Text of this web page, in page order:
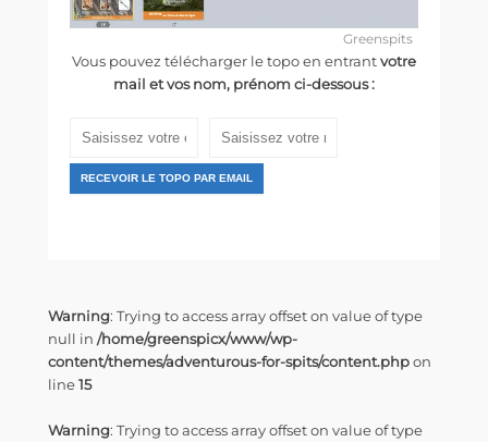
Greenspits
Vous pouvez télécharger le topo en entrantvotre
mail et vos nom, prénom ci-dessous :
RECEVOIR LE TOPO PAR EMAIL
Warning: Trying to access array offset on value of type
null in /home/greenspicx/www/wp-
content/themes/adventurous-for-spits/content.phpon
line15
Warning: Trying to access array offset on value of type